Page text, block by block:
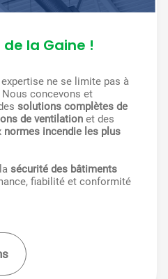
la Gaine !
ne se limite pas à
Nous concevons et
solutions complètes de
de ventilation et des
normes incendie les plus
sécurité des bâtiments
fiabilité et conformité